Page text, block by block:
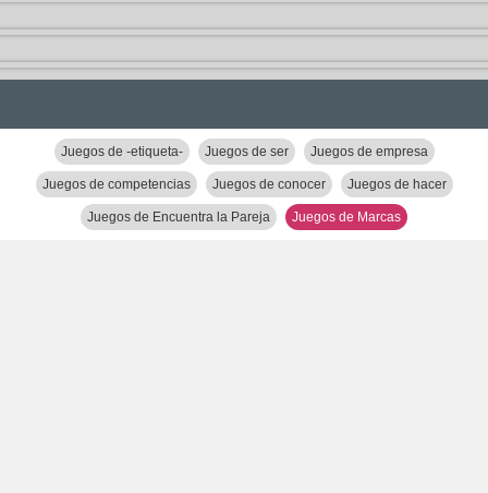
Juegos de -etiqueta- Juegos de ser Juegos de empresa
Juegos de competencias Juegos de conocer Juegos de hacer
Juegos de Encuentra la Pareja Juegos de Marcas